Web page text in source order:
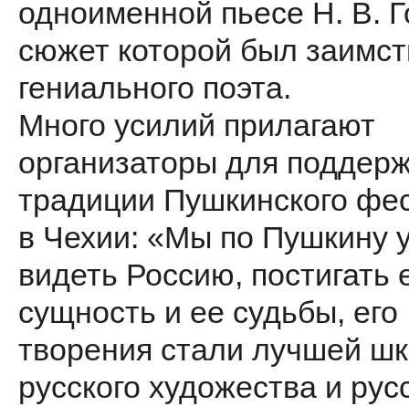
одноименной пьесе Н. В.
сюжет которой был
гениального поэта.
Много усилий прилагают
организаторы для
традиции Пушкинского
в Чехии: «Мы по Пушкину
видеть Россию, постигать
сущность и ее судьбы, его
творения стали лучшей
русского художества и